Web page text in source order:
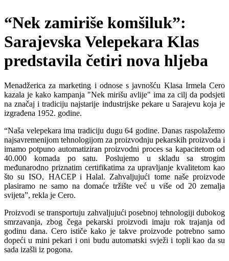
“Nek zamiriše komšiluk”:
Sarajevska Velepekara Klas
predstavila četiri nova hljeba
Menadžerica za marketing i odnose s javnošću Klasa Irmela Cero
kazala je kako kampanja "Nek mirišu avlije" ima za cilj da podsjeti
na značaj i tradiciju najstarije industrijske pekare u Sarajevu koja je
izgrađena 1952. godine.
“Naša velepekara ima tradiciju dugu 64 godine. Danas raspolažemo
najsavremenijom tehnologijom za proizvodnju pekarskih proizvoda i
imamo potpuno automatiziran proizvodni proces sa kapacitetom od
40.000 komada po satu. Poslujemo u skladu sa strogim
međunarodno priznatim certifikatima za upravljanje kvalitetom kao
što su ISO, HACEP i Halal. Zahvaljujući tome naše proizvode
plasiramo ne samo na domaće tržište već u više od 20 zemalja
svijeta”, rekla je Cero.
Proizvodi se transportuju zahvaljujući posebnoj tehnologiji dubokog
smrzavanja, zbog čega pekarski proizvodi imaju rok trajanja od
godinu dana. Cero ističe kako je takve proizvode potrebno samo
dopeći u mini pekari i oni budu automatski svježi i topli kao da su
sada izašli iz pogona.